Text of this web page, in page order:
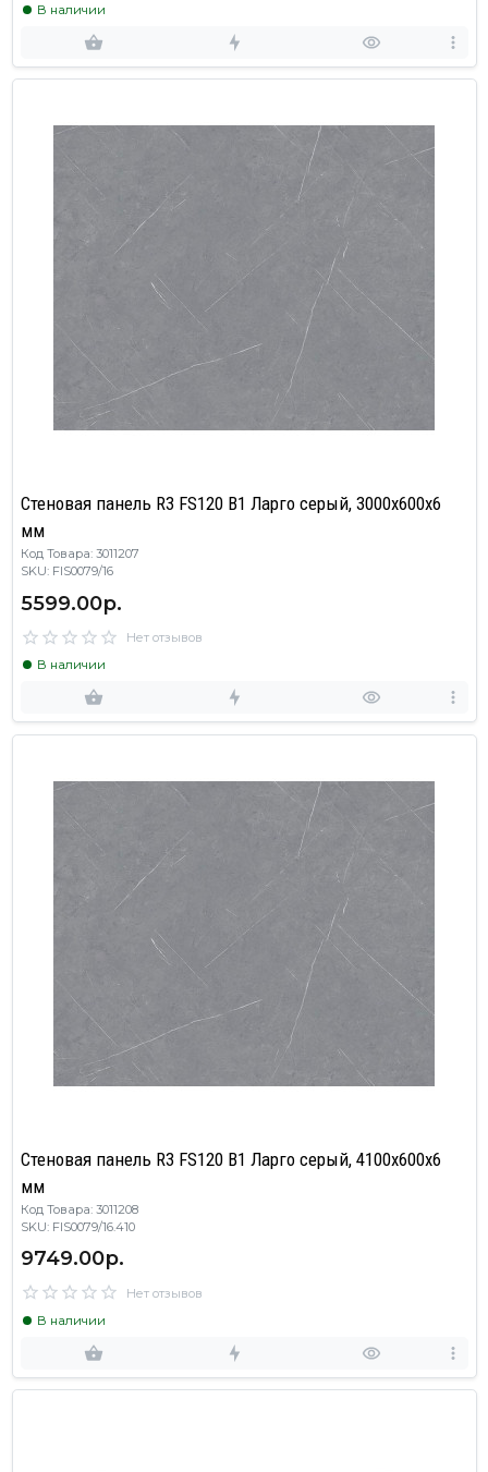
В наличии
Стеновая панель R3 FS120 B1 Ларго серый, 3000х600х6
мм
Код Товара: 3011207
SKU: FIS0079/16
5599.00р.
Нет отзывов
В наличии
Стеновая панель R3 FS120 B1 Ларго серый, 4100х600х6
мм
Код Товара: 3011208
SKU: FIS0079/16.410
9749.00р.
Нет отзывов
В наличии